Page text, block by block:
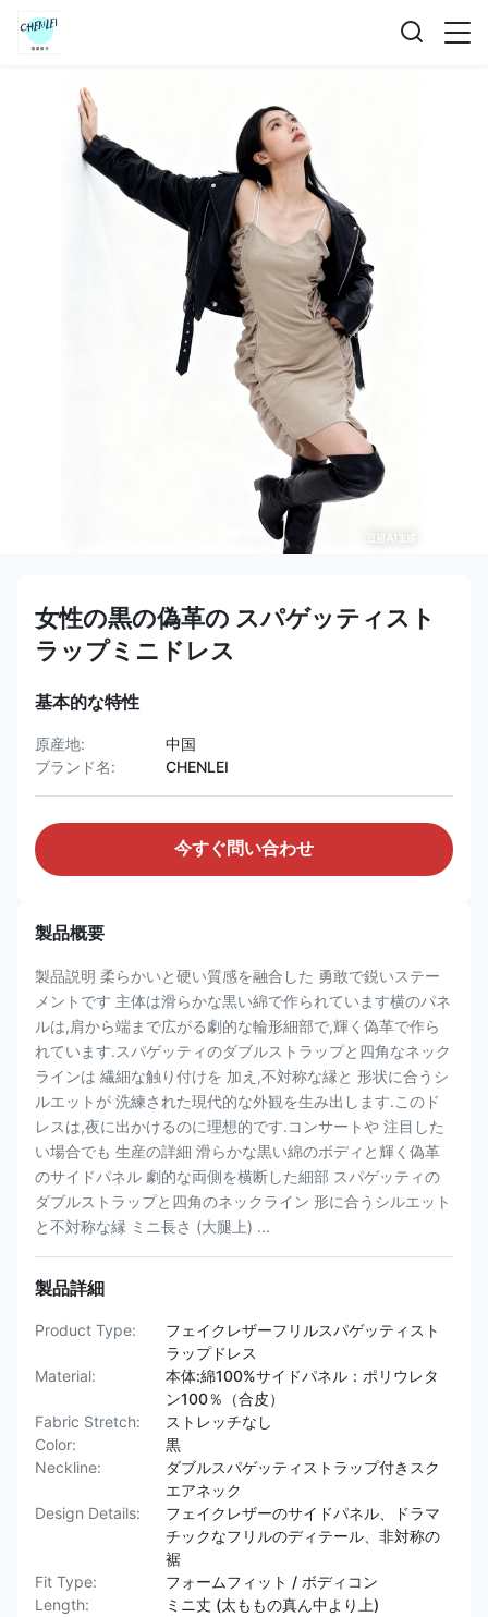
女性の黒の偽革の スパゲッティスト
ラップミニドレス
基本的な特性
原産地:
中国
ブランド名:
CHENLEI
今すぐ問い合わせ
製品概要
製品説明 柔らかいと硬い質感を融合した 勇敢で鋭いステー
メントです 主体は滑らかな黒い綿で作られています横のパネ
ルは,肩から端まで広がる劇的な輪形細部で,輝く偽革で作ら
れています.スパゲッティのダブルストラップと四角なネック
ラインは 繊細な触り付けを 加え,不対称な縁と 形状に合うシ
ルエットが 洗練された現代的な外観を生み出します.このド
レスは,夜に出かけるのに理想的です.コンサートや 注目した
い場合でも 生産の詳細 滑らかな黒い綿のボディと輝く偽革
のサイドパネル 劇的な両側を横断した細部 スパゲッティの
ダブルストラップと四角のネックライン 形に合うシルエット
と不対称な縁 ミニ長さ (大腿上) ...
製品詳細
Product Type:
フェイクレザーフリルスパゲッティスト
ラップドレス
Material:
本体:綿100%サイドパネル：ポリウレタ
ン100％（合皮）
Fabric Stretch:
ストレッチなし
Color:
黒
Neckline:
ダブルスパゲッティストラップ付きスク
エアネック
Design Details:
フェイクレザーのサイドパネル、ドラマ
チックなフリルのディテール、非対称の
裾
Fit Type:
フォームフィット / ボディコン
Length:
ミニ丈 (太ももの真ん中より上)